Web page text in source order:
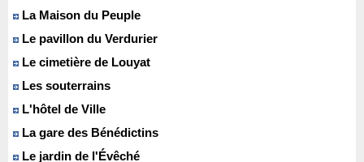
La Maison du Peuple
Le pavillon du Verdurier
Le cimetière de Louyat
Les souterrains
L'hôtel de Ville
La gare des Bénédictins
Le jardin de l'Évêché